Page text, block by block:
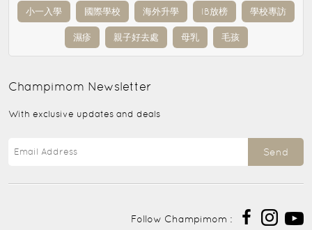
小一入學 國際學校 海外升學 IB放榜 學校專訪
濕疹 親子好去處 母乳 毛孩
Champimom Newsletter
With exclusive updates and deals
Send
Follow Champimom :